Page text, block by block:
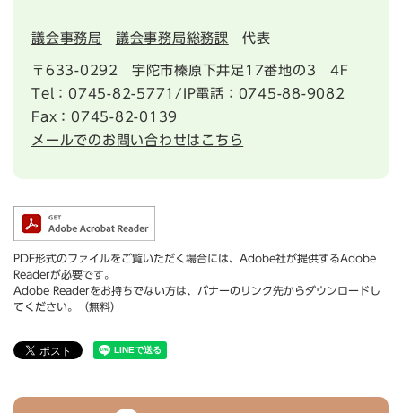
議会事務局 議会事務局総務課 代表
〒633-0292
宇陀市榛原下井足17番地の3 4F
Tel：0745-82-5771/IP電話：0745-88-9082
Fax：0745-82-0139
メールでのお問い合わせはこちら
PDF形式のファイルをご覧いただく場合には、Adobe社が提供するAdobe
Readerが必要です。
Adobe Readerをお持ちでない方は、バナーのリンク先からダウンロードし
てください。（無料）